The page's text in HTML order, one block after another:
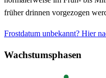
früher drinnen vorgezogen
Frostdatum unbekannt? Hier
Wachstumsphasen